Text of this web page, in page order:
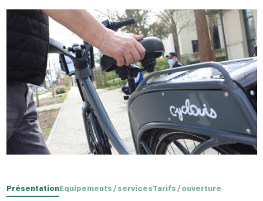
PrésentationEquipements / servicesTarifs / ouverture